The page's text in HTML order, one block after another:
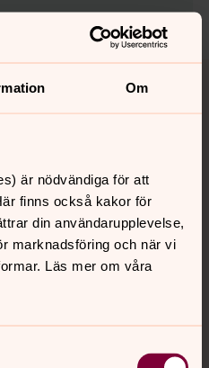
Om
är nödvändiga för att
finns också kakor för
din användarupplevelse,
marknadsföring och när vi
Läs mer om våra